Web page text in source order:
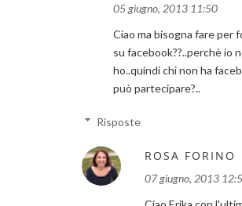
05 giugno, 2013 11:50
Ciao ma bisogna fare per
su facebook??..perchè io
ho..quindi chi non ha
può partecipare?..
Risposte
ROSA FORINO
07 giugno, 2013